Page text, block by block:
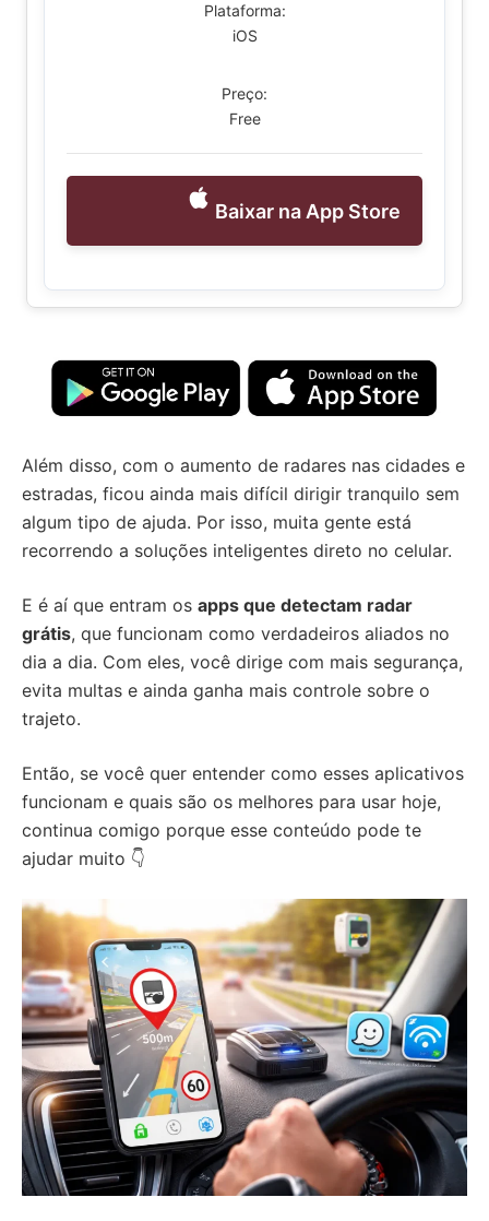
Plataforma:
iOS
Preço:
Free
Baixar na App Store
Além disso, com o aumento de radares nas cidades e
estradas, ficou ainda mais difícil dirigir tranquilo sem
algum tipo de ajuda. Por isso, muita gente está
recorrendo a soluções inteligentes direto no celular.
E é aí que entram os apps que detectam radar
grátis, que funcionam como verdadeiros aliados no
dia a dia. Com eles, você dirige com mais segurança,
evita multas e ainda ganha mais controle sobre o
trajeto.
Então, se você quer entender como esses aplicativos
funcionam e quais são os melhores para usar hoje,
continua comigo porque esse conteúdo pode te
ajudar muito 👇